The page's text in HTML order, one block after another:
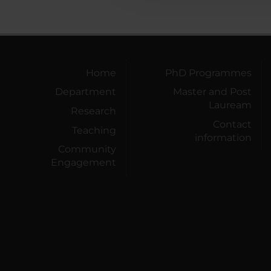
Home
Department
Research
Teaching
Community
Engagement
PhD Programmes
Master and Post
Lauream
Contact
information